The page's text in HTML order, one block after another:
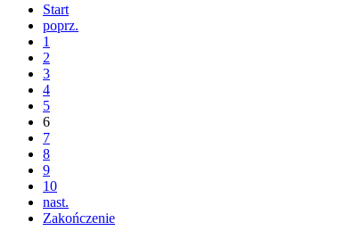
Start
poprz.
1
2
3
4
5
6
7
8
9
10
nast.
Zakończenie